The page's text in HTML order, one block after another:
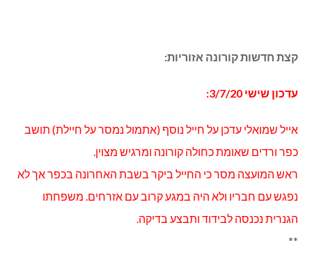
קצת חדשות קורונה אזוריות:
עדכון שישי 3/7/20:
אייל שמואלי עדכן על חייל נוסף (אתמול נמסר על חיילת) תושב
כפר ורדים שאומת כחולה קורונה ומרגיש מצוין.
ראש המועצה מסר כי החייל ביקר בשבת האחרונה בכפר אך לא
נפגש עם חבריו ולא היה במגע קרוב עם אזרחים. משפחתו
הגנרית נכנסה לבידוד ותבצע בדיקה.
**